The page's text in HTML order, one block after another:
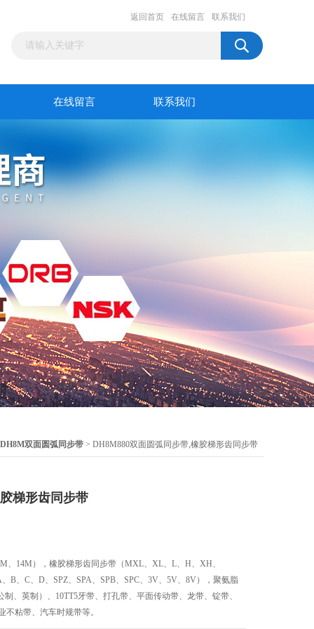
返回首页 在线留言 联系我们
在线留言 联系我们
DH8M双面圆弧同步带 > DH8M880双面圆弧同步带,橡胶梯形齿同步带
梯形齿同步带
、14M），橡胶梯形齿同步带（MXL、XL、L、H、XH、
B、C、D、SPZ、SPA、SPB、SPC、3V、5V、8V），聚氨脂
、英制）、10TT5牙带、打孔带、平面传动带、龙带、锭带、
不粘带、汽车时规带等。